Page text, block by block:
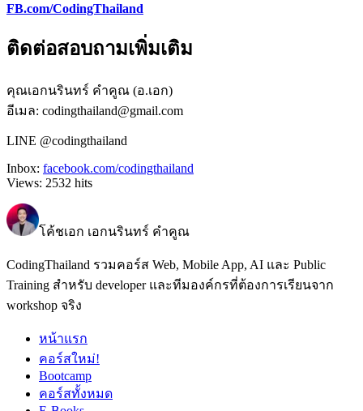
FB.com/CodingThailand
ติดต่อสอบถามเพิ่มเติม
คุณเอกนรินทร์ คำคูณ (อ.เอก)
อีเมล: codingthailand@gmail.com
LINE @codingthailand
Inbox: facebook.com/codingthailand
Views: 2532 hits
โค้ชเอก เอกนรินทร์ คำคูณ
CodingThailand รวมคอร์ส Web, Mobile App, AI และ Public
Training สำหรับ developer และทีมองค์กรที่ต้องการเรียนจาก
workshop จริง
หน้าแรก
คอร์สใหม่!
Bootcamp
คอร์สทั้งหมด